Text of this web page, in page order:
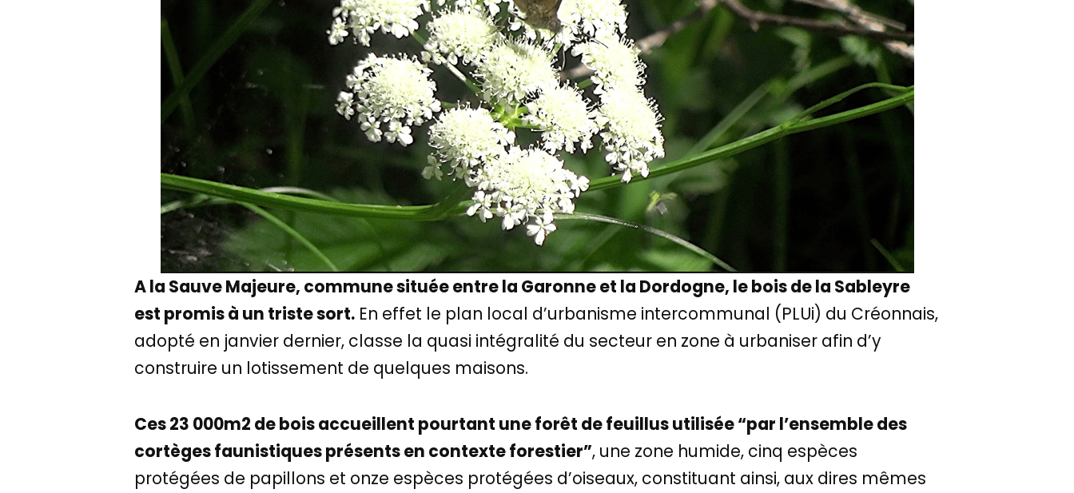
A la Sauve Majeure, commune située entre la Garonne et la Dordogne, le bois de la Sableyre
est promis à un triste sort. En effet le plan local d’urbanisme intercommunal (PLUi) du Créonnais,
adopté en janvier dernier, classe la quasi intégralité du secteur en zone à urbaniser afin d’y
construire un lotissement de quelques maisons.
Ces 23 000m2 de bois accueillent pourtant une forêt de feuillus utilisée “par l’ensemble des
cortèges faunistiques présents en contexte forestier”, une zone humide, cinq espèces
protégées de papillons et onze espèces protégées d’oiseaux, constituant ainsi, aux dires mêmes